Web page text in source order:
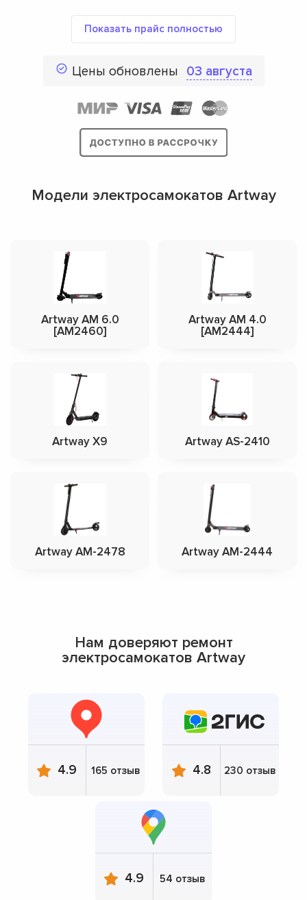
Показать прайс полностью
Цены обновлены 03 августа
Модели электросамокатов Artway
Artway AM 6.0
[AM2460]
Artway AM 4.0
[AM2444]
Artway X9 Artway AS-2410
Artway AM-2478 Artway AM-2444
Нам доверяют ремонт
электросамокатов Artway
4.9 165 отзыв 4.8 230 отзыв
4.9 54 отзыв